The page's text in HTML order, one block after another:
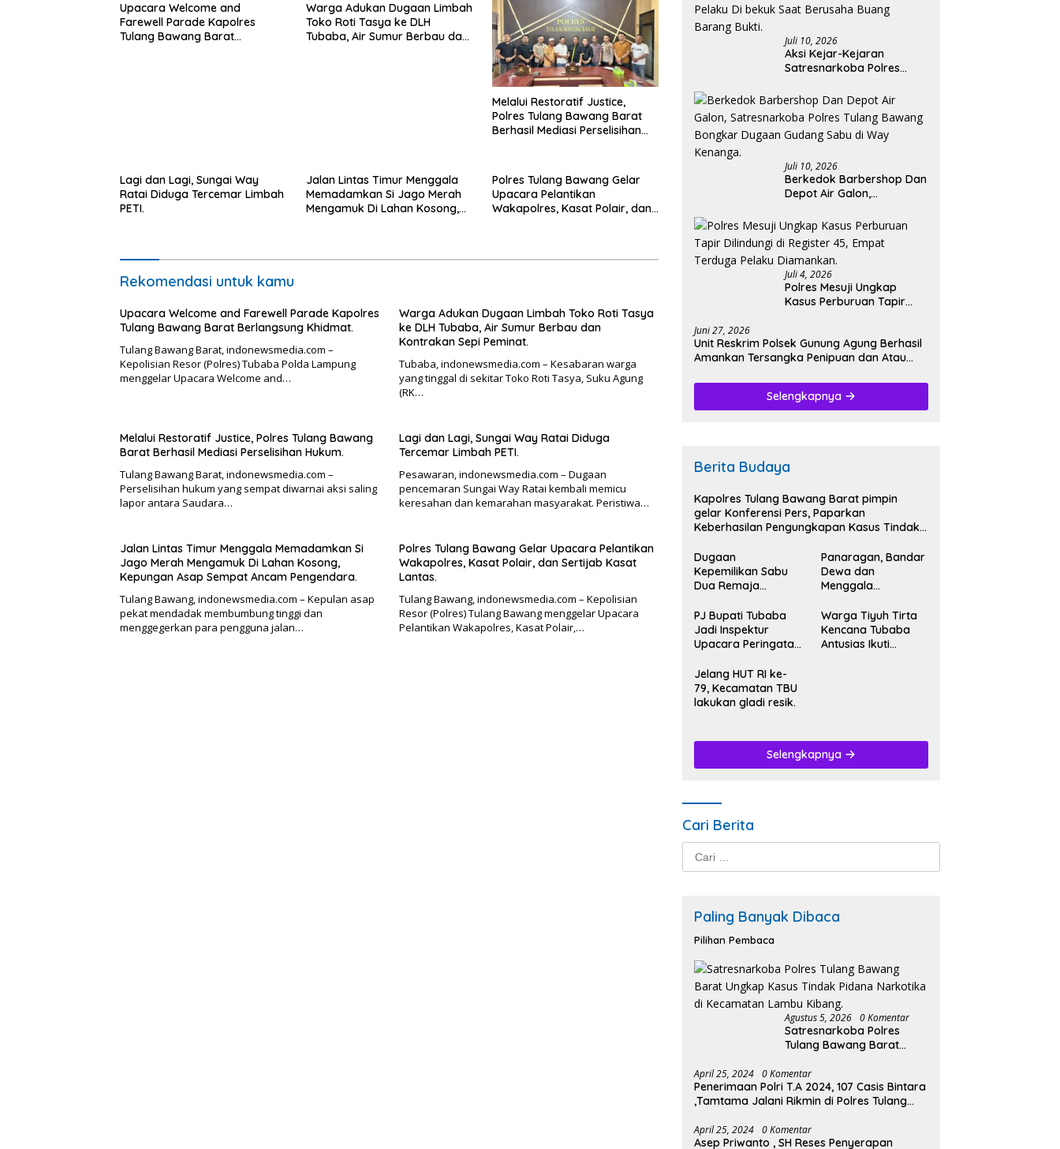
Upacara Welcome and
Farewell Parade Kapolres
Tulang Bawang Barat
Warga Adukan Dugaan Limbah
Toko Roti Tasya ke DLH
Tubaba, Air Sumur Berbau dan
Melalui Restoratif Justice,
Polres Tulang Bawang Barat
Berhasil Mediasi Perselisihan
Lagi dan Lagi, Sungai Way
Ratai Diduga Tercemar Limbah
PETI.
Jalan Lintas Timur Menggala
Memadamkan Si Jago Merah
Mengamuk Di Lahan Kosong,
Polres Tulang Bawang Gelar
Upacara Pelantikan
Wakapolres, Kasat Polair, dan
Rekomendasi untuk kamu
Upacara Welcome and Farewell Parade Kapolres
Tulang Bawang Barat Berlangsung Khidmat.
Tulang Bawang Barat, indonewsmedia.com –
Kepolisian Resor (Polres) Tubaba Polda Lampung
menggelar Upacara Welcome and…
Warga Adukan Dugaan Limbah Toko Roti Tasya
ke DLH Tubaba, Air Sumur Berbau dan
Kontrakan Sepi Peminat.
Tubaba, indonewsmedia.com – Kesabaran warga
yang tinggal di sekitar Toko Roti Tasya, Suku Agung
(RK…
Melalui Restoratif Justice, Polres Tulang Bawang
Barat Berhasil Mediasi Perselisihan Hukum.
Tulang Bawang Barat, indonewsmedia.com –
Perselisihan hukum yang sempat diwarnai aksi saling
lapor antara Saudara…
Lagi dan Lagi, Sungai Way Ratai Diduga
Tercemar Limbah PETI.
Pesawaran, indonewsmedia.com – Dugaan
pencemaran Sungai Way Ratai kembali memicu
keresahan dan kemarahan masyarakat. Peristiwa…
Jalan Lintas Timur Menggala Memadamkan Si
Jago Merah Mengamuk Di Lahan Kosong,
Kepungan Asap Sempat Ancam Pengendara.
Tulang Bawang, indonewsmedia.com – Kepulan asap
pekat mendadak membumbung tinggi dan
menggegerkan para pengguna jalan…
Polres Tulang Bawang Gelar Upacara Pelantikan
Wakapolres, Kasat Polair, dan Sertijab Kasat
Lantas.
Tulang Bawang, indonewsmedia.com – Kepolisian
Resor (Polres) Tulang Bawang menggelar Upacara
Pelantikan Wakapolres, Kasat Polair,…
Juli 10, 2026
Aksi Kejar-Kejaran
Satresnarkoba Polres
Bandar Narkoba, Pelaku
Di bekuk Saat Berusaha
Buang Barang Bukti.
Juli 10, 2026
Berkedok Barbershop Dan
Depot Air Galon,
Tulang Bawang Bongkar
Dugaan Gudang Sabu di
Way Kenanga.
Juli 4, 2026
‎Polres Mesuji Ungkap
Kasus Perburuan Tapir
Diamankan.
Juni 27, 2026
Unit Reskrim Polsek Gunung Agung Berhasil
Amankan Tersangka Penipuan dan Atau
Selengkapnya
Berita Budaya
Kapolres Tulang Bawang Barat pimpin
gelar Konferensi Pers, Paparkan
Keberhasilan Pengungkapan Kasus Tindak
Dugaan
Kepemilikan Sabu
Dua Remaja
Satresnarkoba
Polres Tubaba.
Panaragan, Bandar
Dewa dan
Menggala
Kibarkan Semangat
Kemerdekaan HUT
RI Ke-79.
PJ Bupati Tubaba
Jadi Inspektur
Upacara Peringatan
Warga Tiyuh Tirta
Kencana Tubaba
Antusias Ikuti
Jelang HUT RI ke-
79, Kecamatan TBU
lakukan gladi resik.
Selengkapnya
Cari Berita
Cari
untuk:
Paling Banyak Dibaca
Pilihan Pembaca
Agustus 5, 2026 0 Komentar
Satresnarkoba Polres
Tulang Bawang Barat
Pidana Narkotika di
Kecamatan Lambu Kibang.
April 25, 2024 0 Komentar
Penerimaan Polri T.A 2024, 107 Casis Bintara
,Tamtama Jalani Rikmin di Polres Tulang
April 25, 2024 0 Komentar
Asep Priwanto , SH Reses Penyerapan